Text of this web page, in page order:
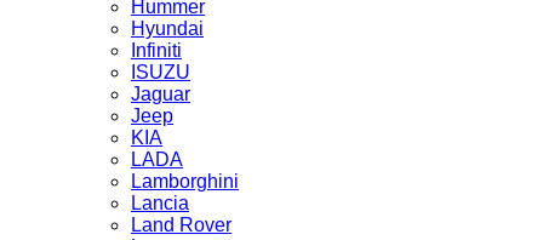
Hummer
Hyundai
Infiniti
ISUZU
Jaguar
Jeep
KIA
LADA
Lamborghini
Lancia
Land Rover